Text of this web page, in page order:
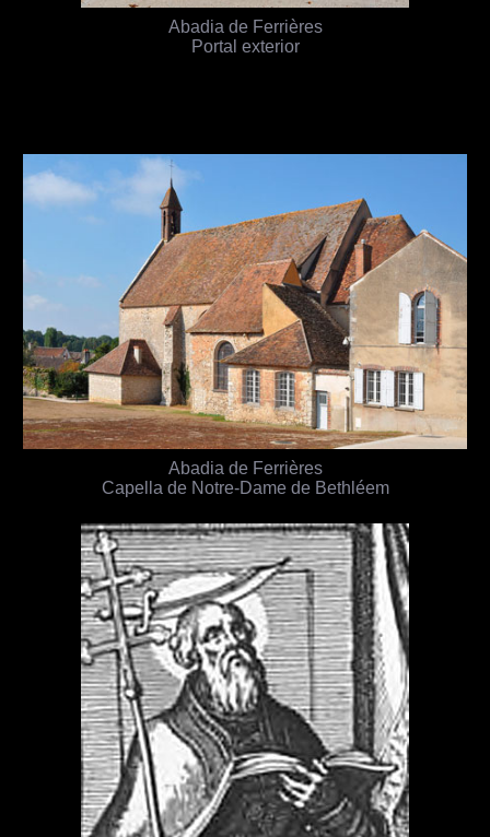
Abadia de Ferrières
Portal exterior
Abadia de Ferrières
Capella de Notre-Dame de Bethléem